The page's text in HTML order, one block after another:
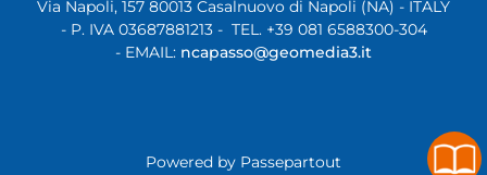
Via Napoli, 157 80013 Casalnuovo di Napoli (NA) - ITALY
- P. IVA 03687881213 - TEL. +39 081 6588300-304
- EMAIL: ncapasso@geomedia3.it
Powered by Passepartout